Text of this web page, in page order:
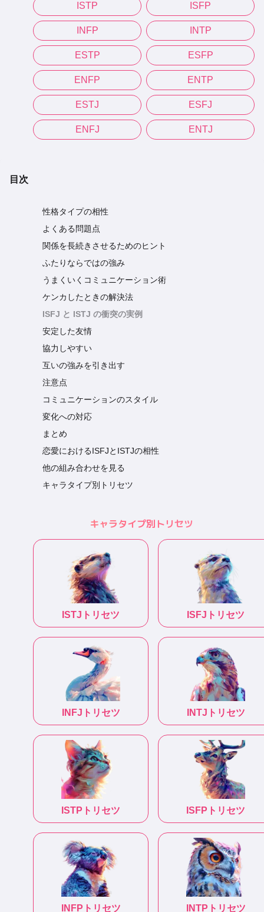
ISTP ISFP
INFP INTP
ESTP ESFP
ENFP ENTP
ESTJ ESFJ
ENFJ ENTJ
目次
性格タイプの相性
よくある問題点
関係を長続きさせるためのヒント
ふたりならではの強み
うまくいくコミュニケーション術
ケンカしたときの解決法
ISFJ と ISTJ の衝突の実例
安定した友情
協力しやすい
互いの強みを引き出す
注意点
コミュニケーションのスタイル
変化への対応
まとめ
恋愛におけるISFJとISTJの相性
他の組み合わせを見る
キャラタイプ別トリセツ
キャラタイプ別トリセツ
ISTJ トリセツ ISFJ トリセツ
INFJ トリセツ INTJ トリセツ
ISTP トリセツ ISFP トリセツ
INFP トリセツ INTP トリセツ